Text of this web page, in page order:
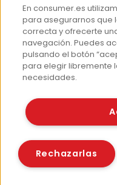
Corpus
©
En consumer.es
para asegurarnos que
correcta y ofrecerte
navegación. Puedes
pulsando el botón
para elegir libremente
necesidades.
Rechazarlas